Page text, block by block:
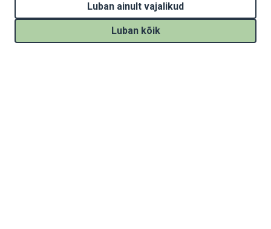
Withdraw consent
Luban ainult vajalikud
Luban kõik